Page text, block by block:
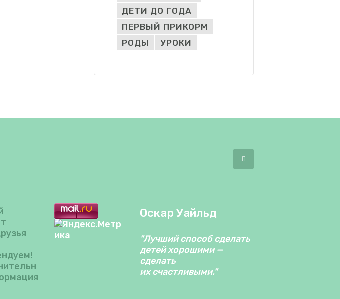
ДЕТИ ДО ГОДА
ПЕРВЫЙ ПРИКОРМ
РОДЫ
УРОКИ
Оскар Уайльд
"Лучший способ сделать
детей хорошими —
сделать
их счастливыми."